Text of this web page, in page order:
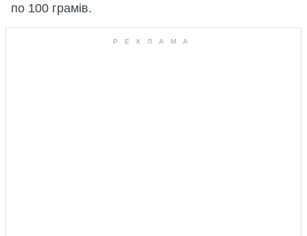
по 100 грамів.